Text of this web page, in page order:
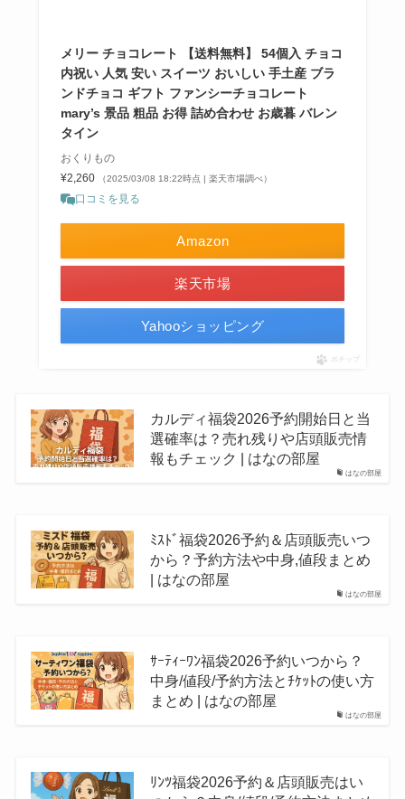
メリー チョコレート 【送料無料】 54個入 チョコ
内祝い 人気 安い スイーツ おいしい 手土産 ブラ
ンドチョコ ギフト ファンシーチョコレート
mary’s 景品 粗品 お得 詰め合わせ お歳暮 バレン
タイン
おくりもの
¥2,260
（2025/03/08 18:22時点 | 楽天市場調べ）
口コミを見る
Amazon
楽天市場
Yahooショッピング
ポチップ
はなの部屋
カルディ福袋2026予約開始日と当
選確率は？売れ残りや店頭販売情
報もチェック | はなの部屋
はなの部屋
ﾐｽﾄﾞ福袋2026予約＆店頭販売いつ
から？予約方法や中身,値段まとめ
| はなの部屋
はなの部屋
ｻｰﾃｨｰﾜﾝ福袋2026予約いつから？
中身/値段/予約方法とﾁｹｯﾄの使い方
まとめ | はなの部屋
ﾘﾝﾂ福袋2026予約＆店頭販売はい